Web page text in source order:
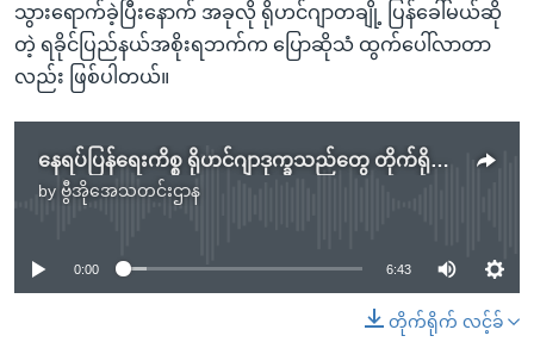
သွားရောက်ခဲ့ပြီးနောက် အခုလို ရိုဟင်ဂျာတချို့ ပြန်ခေါ်မယ်ဆို
တဲ့ ရခိုင်ပြည်နယ်အစိုးရဘက်က ပြောဆိုသံ ထွက်ပေါ်လာတာ
လည်း ဖြစ်ပါတယ်။
နေရပ်ပြန်ရေးကိစ္စ ရိုဟင်ဂျာဒုက္ခသည်တွေ တိုက်ရိုက်ဆွေးနွေးဖို့လိုလား
by ဗွီအိုအေသတင်းဌာန
No media source currently available
0:00 6:43
တိုက်ရိုက် လင့်ခ်